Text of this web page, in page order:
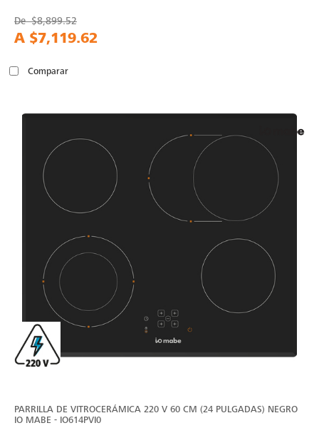
De$8,899.52
A $7,119.62
Comparar
PARRILLA DE VITROCERÁMICA 220 V 60 CM (24 PULGADAS) NEGRO
IO MABE - IO614PVI0